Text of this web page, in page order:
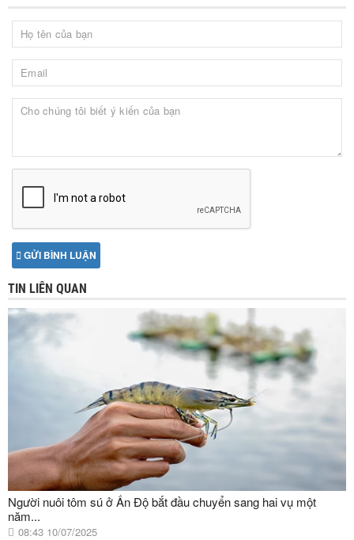
GỬI BÌNH LUẬN
TIN LIÊN QUAN
Người nuôi tôm sú ở Ấn Độ bắt đầu chuyển sang hai vụ một
năm...
08:43 10/07/2025